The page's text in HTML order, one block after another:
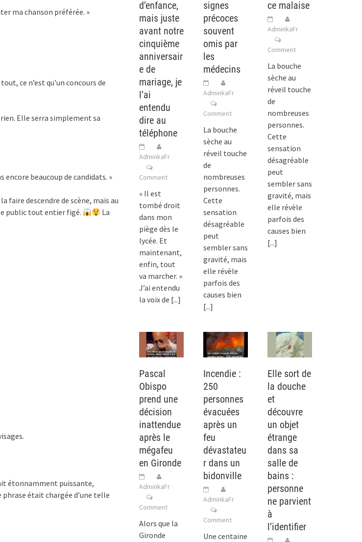
ma chanson préférée. »
ce n’est qu’un concours de
Elle serra simplement sa
beaucoup de candidats. »
faire descendre de scène, mais au
public tout entier figé.
La
étonnamment puissante,
était chargée d’une telle
d’enfance,
mais juste
avant notre
cinquième
anniversair
e de
mariage, je
l’ai
entendu
dire au
téléphone
AdminkaFr
Comment
« Il est
tombé droit
dans mon
piège dès le
lycée. Et
maintenant,
enfin, tout
va marcher. »
J’ai entendu
la voix de [...]
signes
précoces
souvent
omis par
les
médecins
AdminkaFr
Comment
La bouche
sèche au
réveil touche
de
nombreuses
personnes.
Cette
sensation
désagréable
peut
sembler sans
gravité, mais
elle révèle
parfois des
causes bien
[...]
ce malaise
AdminkaFr
Comment
La bouche
sèche au
réveil touche
de
nombreuses
personnes.
Cette
sensation
désagréable
peut
sembler sans
gravité, mais
elle révèle
parfois des
causes bien
[...]
Pascal
Obispo
prend une
décision
inattendue
après le
mégafeu
en Gironde
AdminkaFr
Comment
Alors que la
Gironde
Incendie :
250
personnes
évacuées
après un
feu
dévastateu
r dans un
bidonville
AdminkaFr
Comment
Une centaine
Elle sort de
la douche
et
découvre
un objet
étrange
dans sa
salle de
bains :
personne
ne parvient
à
l’identifier